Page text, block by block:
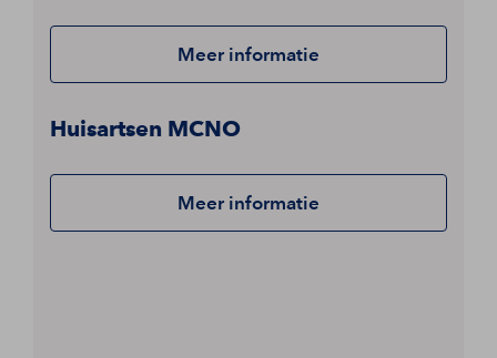
Meer informatie
Huisartsen MCNO
Meer informatie